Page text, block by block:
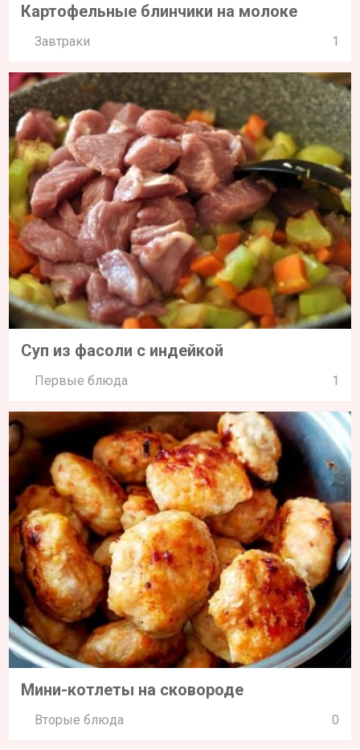
Картофельные блинчики на молоке
Завтраки 1
Суп из фасоли с индейкой
Первые блюда 1
Мини-котлеты на сковороде
Вторые блюда 0